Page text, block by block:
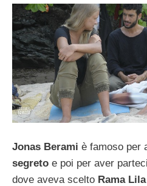
Jonas Berami è famoso per
segreto e poi per aver
dove aveva scelto Rama Lila